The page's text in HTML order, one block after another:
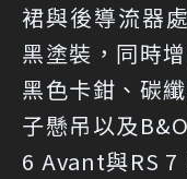
裙與後導流器
黑塗裝，同時
黑色卡鉗、碳
子懸吊以及
6 Avant與RS